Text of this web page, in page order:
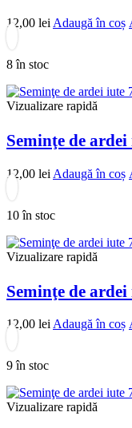
12,00 lei Adaugă în coș
8 în stoc
Vizualizare rapidă
Seminţe de
12,00 lei Adaugă în coș
10 în stoc
Vizualizare rapidă
Seminţe de
12,00 leiAdaugă în coș
9 în stoc
Vizualizare rapidă